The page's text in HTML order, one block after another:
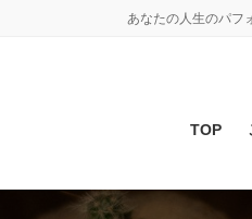
動
に
あなたの人生のパフ
TOP